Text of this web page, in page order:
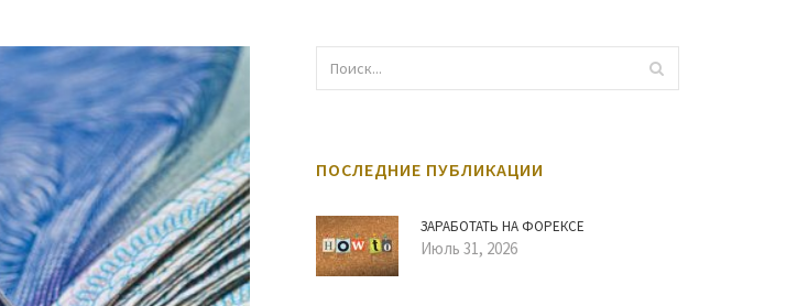
ПОСЛЕДНИЕ ПУБЛИКАЦИИ
ЗАРАБОТАТЬ НА ФОРЕКСЕ
Июль 31, 2026